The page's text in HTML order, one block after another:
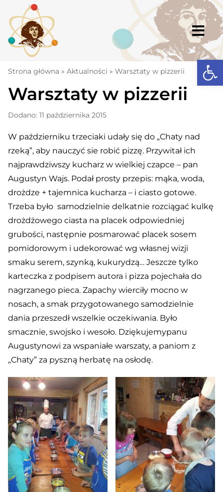
content
Strona główna
Aktualności
Komunikaty
Szkoła
Dokumenty
Warto wiedzieć
UKS „Millenium”
Strona główna » Aktualności » Warsztaty w pizzerii
Warsztaty w pizzerii
Dodano: 11 października 2015
W październiku trzeciaki udały się do „Chaty nad
rzeką”, aby nauczyć sie robić pizzę. Przywitał ich
najprawdziwszy kucharz w wielkiej czapce – pan
Augustyn Wajs. Podał prosty przepis: mąka, woda,
drożdze + tajemnica kucharza – i ciasto gotowe.
Trzeba było samodzielnie delkatnie rozciągać kulkę
drożdżowego ciasta na placek odpowiedniej
grubości, następnie posmarować placek sosem
pomidorowym i udekorować wg własnej wizji
smaku serem, szynką, kukurydzą… Jeszcze tylko
karteczka z podpisem autora i pizza pojechała do
nagrzanego pieca. Zapachy wierciły mocno w
nosach, a smak przygotowanego samodzielnie
dania przeszedł wszelkie oczekiwania. Było
smacznie, swojsko i wesoło. Dziękujemypanu
Augustynowi za wspaniałe warszaty, a paniom z
„Chaty” za pyszną herbatę na osłodę.